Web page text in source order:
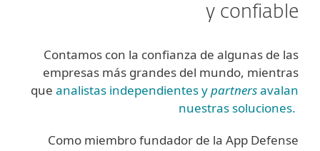
y confiable
Contamos con la confianza de algunas de las
empresas más grandes del mundo, mientras
que analistas independientes ypartnersavalan
nuestras soluciones.
Como miembro fundador de la App Defense